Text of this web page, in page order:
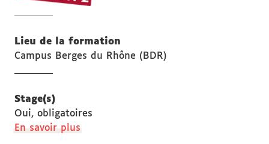
Lieu de la formation
Campus Berges du Rhône (BDR)
Stage(s)
Oui, obligatoires
En savoir plus